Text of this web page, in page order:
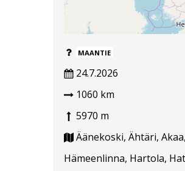
MAANTIE
24.7.2026
1060 km
5970 m
Äänekoski, Ähtäri,
Hämeenlinna, Hartola,